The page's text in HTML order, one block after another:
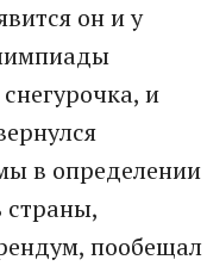
он и у
и
в определении
страны,
пообещал